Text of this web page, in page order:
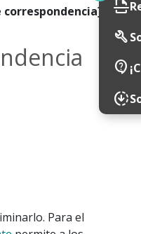
Para el
scan
build
contact_support
downloading